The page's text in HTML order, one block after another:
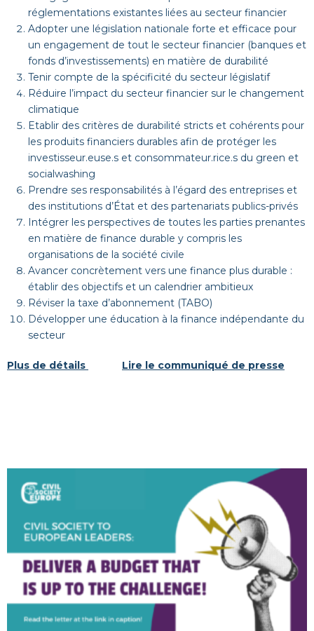
réglementations existantes liées au secteur financier
Adopter une législation nationale forte et efficace pour
un engagement de tout le secteur financier (banques et
fonds d’investissements) en matière de durabilité
Tenir compte de la spécificité du secteur législatif
Réduire l’impact du secteur financier sur le changement
climatique
Etablir des critères de durabilité stricts et cohérents pour
les produits financiers durables afin de protéger les
investisseur.euse.s et consommateur.rice.s du green et
socialwashing
Prendre ses responsabilités à l’égard des entreprises et
des institutions d’État et des partenariats publics-privés
Intégrer les perspectives de toutes les parties prenantes
en matière de finance durable y compris les
organisations de la société civile
Avancer concrètement vers une finance plus durable :
établir des objectifs et un calendrier ambitieux
Réviser la taxe d’abonnement (TABO)
Développer une éducation à la finance indépendante du
secteur
Plus de détails Lire le communiqué de presse